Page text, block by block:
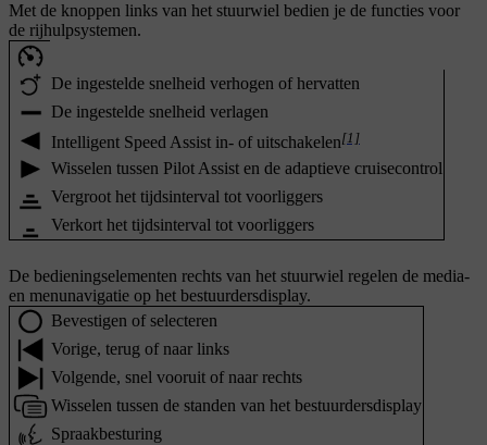
Met de knoppen links van het stuurwiel bedien je de functies voor
de rijhulpsystemen.
De ingestelde snelheid verhogen of hervatten
De ingestelde snelheid verlagen
Intelligent Speed Assist in- of uitschakelen[1]
Wisselen tussen Pilot Assist en de adaptieve cruisecontrol
Vergroot het tijdsinterval tot voorliggers
Verkort het tijdsinterval tot voorliggers
De bedieningselementen rechts van het stuurwiel regelen de media-
en menunavigatie op het bestuurdersdisplay.
Bevestigen of selecteren
Vorige, terug of naar links
Volgende, snel vooruit of naar rechts
Wisselen tussen de standen van het bestuurdersdisplay
Spraakbesturing